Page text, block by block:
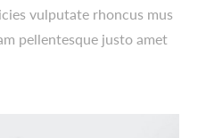
vulputate rhoncus mus
pellentesque justo amet